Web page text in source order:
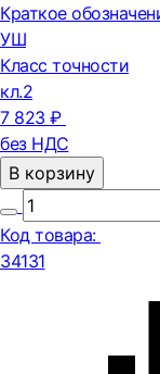
Краткое
УШ
Класс точности
кл.2
7 823 ₽
без НДС
В корзину
Код товара:
34131